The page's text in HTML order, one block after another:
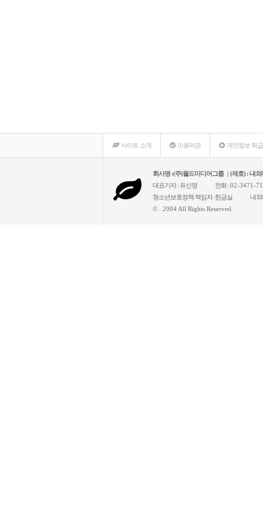
사이트 소개 이용약관 개인정보 취
회사명 :(주)월드미디어그룹 | (제호) : 내외
대표기자 : 유신영
전화 :02-3471-
청소년보호정책 책임자 :한금실
내외
© . 2004 All Rights Reserved.